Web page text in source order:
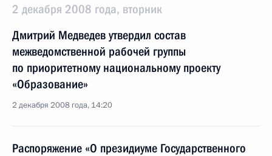
2 декабря 2008 года, вторник
Дмитрий Медведев утвердил состав
межведомственной рабочей группы
по приоритетному национальному проекту
«Образование»
2 декабря 2008 года, 14:20
Распоряжение «О президиуме Государственного